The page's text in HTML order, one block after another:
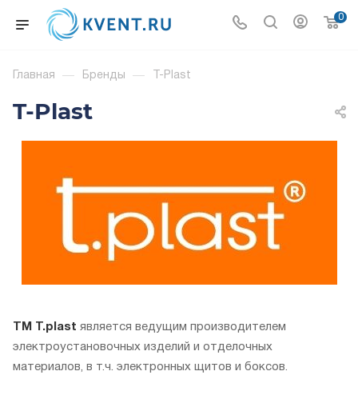
0
Главная — Бренды — T-Plast
T-Plast
ТМ T.plast является ведущим производителем
электроустановочных изделий и отделочных
материалов, в т.ч. электронных щитов и боксов.